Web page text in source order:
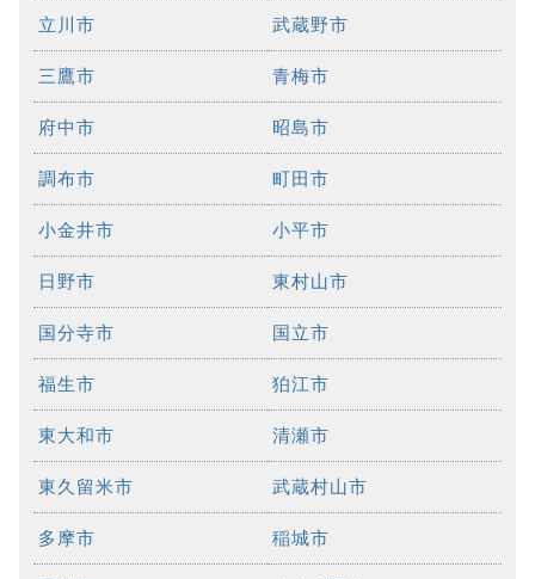
立川市 武蔵野市
三鷹市 青梅市
府中市 昭島市
調布市 町田市
小金井市 小平市
日野市 東村山市
国分寺市 国立市
福生市 狛江市
東大和市 清瀬市
東久留米市 武蔵村山市
多摩市 稲城市